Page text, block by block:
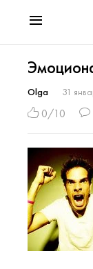
Мода
Звезды
Гороскопы
Психология
Хобби
Разное
Праздники
Olga 31
0/10